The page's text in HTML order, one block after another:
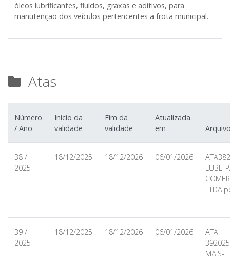
óleos lubrificantes, fluídos, graxas e aditivos, para
manutenção dos veículos pertencentes a frota municipal.
Atas
Número
/ Ano
Início da
validade
Fim da
validade
Atualizada
em
38 /
2025
18/12/2025 18/12/2026 06/01/2026
LUBE-
39 /
2025
18/12/2025 18/12/2026 06/01/2026
ATA-
MAIS-